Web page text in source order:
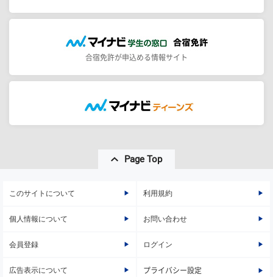
合宿免許が申込める情報サイト
Page Top
このサイトについて 利用規約
個人情報について お問い合わせ
会員登録 ログイン
広告表示について プライバシー設定